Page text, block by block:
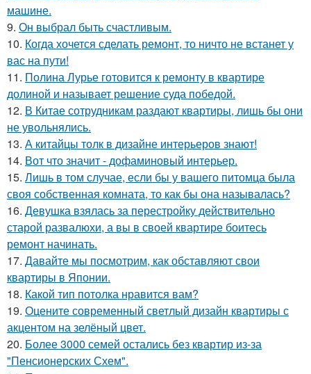
машине.
9. Он выбрал быть счастливым.
10. Когда хочется сделать ремонт, то ничто не встанет у
вас на пути!
11. Полина Лурье готовится к ремонту в квартире
долиной и называет решение суда победой.
12. В Китае сотрудникам раздают квартиры, лишь бы они
не увольнялись.
13. А китайцы толк в дизайне интерьеров знают!
14. Вот что значит - дофаминовый интерьер.
15. Лишь в том случае, если бы у вашего питомца была
своя собственная комната, то как бы она называлась?
16. Девушка взялась за перестройку действительно
старой развалюхи, а вы в своей квартире боитесь
ремонт начинать.
17. Давайте мы посмотрим, как обставляют свои
квартиры в Японии.
18. Какой тип потолка нравится вам?
19. Оцените современный светлый дизайн квартиры с
акцентом на зелёный цвет.
20. Более 3000 семей остались без квартир из-за
"Пенсионерских Схем".